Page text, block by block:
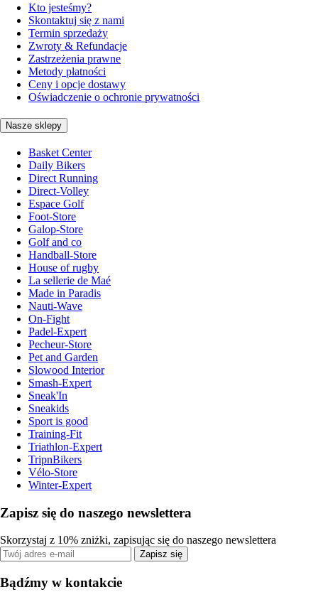
Kto jesteśmy?
Skontaktuj się z nami
Termin sprzedaży
Zwroty & Refundacje
Zastrzeżenia prawne
Metody płatności
Ceny i opcje dostawy
Oświadczenie o ochronie prywatności
Nasze sklepy
Basket Center
Daily Bikers
Direct Running
Direct-Volley
Espace Golf
Foot-Store
Galop-Store
Golf and co
Handball-Store
House of rugby
La sellerie de Maé
Made in Paradis
Nauti-Wave
On-Fight
Padel-Expert
Pecheur-Store
Pet and Garden
Slowood Interior
Smash-Expert
Sneak'In
Sneakids
Sport is good
Training-Fit
Triathlon-Expert
TripnBikers
Vélo-Store
Winter-Expert
Zapisz się do naszego newslettera
Skorzystaj z 10% zniżki, zapisując się do naszego newslettera
Zapisz się
Bądźmy w kontakcie